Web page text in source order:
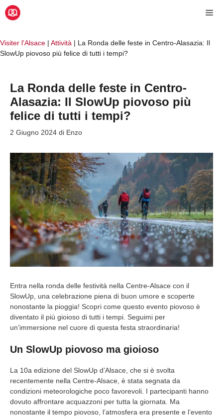
Vai
Visiter l'Alsace | Attività | La Ronda delle feste in Centro-Alasazia: Il
SlowUp piovoso più felice di tutti i tempi?
La Ronda delle feste in Centro-
Alasazia: Il SlowUp piovoso più
felice di tutti i tempi?
2 Giugno 2024 di Enzo
Entra nella ronda delle festività nella Centre-Alsace con il
SlowUp, una celebrazione piena di buon umore e scoperte
nonostante la pioggia! Scopri come questo evento piovoso è
diventato il più gioioso di tutti i tempi. Seguimi per
un’immersione nel cuore di questa festa straordinaria!
Un SlowUp piovoso ma gioioso
La 10a edizione del SlowUp d’Alsace, che si è svolta
recentemente nella Centre-Alsace, è stata segnata da
condizioni meteorologiche poco favorevoli. I partecipanti hanno
dovuto affrontare acquazzoni per tutta la giornata. Ma
nonostante il tempo piovoso, l’atmosfera era presente e l’evento